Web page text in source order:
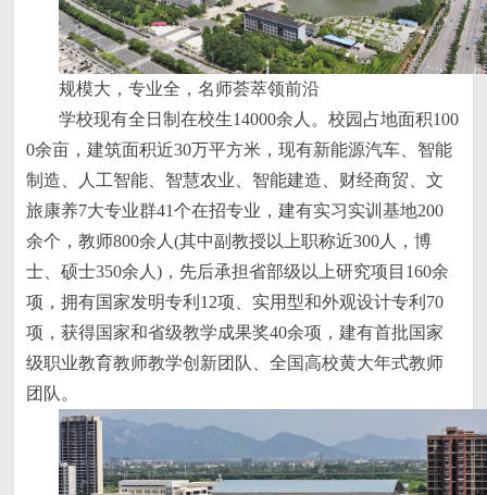
规模大，专业全，名师荟萃领前沿
学校现有全日制在校生14000余人。校园占地面积100
0余亩，建筑面积近30万平方米，现有新能源汽车、智能
制造、人工智能、智慧农业、智能建造、财经商贸、文
旅康养7大专业群41个在招专业，建有实习实训基地200
余个，教师800余人(其中副教授以上职称近300人，博
士、硕士350余人)，先后承担省部级以上研究项目160余
项，拥有国家发明专利12项、实用型和外观设计专利70
项，获得国家和省级教学成果奖40余项，建有首批国家
级职业教育教师教学创新团队、全国高校黄大年式教师
团队。